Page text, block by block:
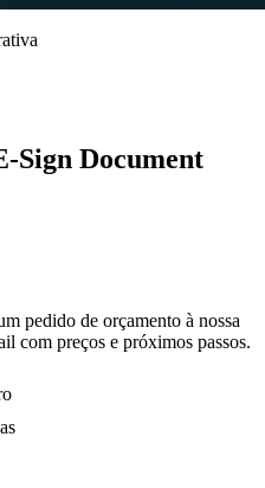
Sign Document
pedido de orçamento à nossa
com preços e próximos passos.